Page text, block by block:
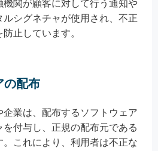
関が顧客に対して行う通知や
シグネチャが使用され、不正
止しています。
の配布
企業は、配布するソフトウェア
付与し、正規の配布元である
。これにより、利用者は不正な